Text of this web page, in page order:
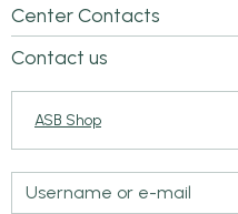
Center Contacts
Contact us
ASB Shop